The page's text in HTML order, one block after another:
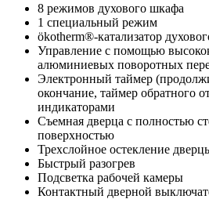
8 режимов духового шкафа
1 специальный режим
ökotherm®-катализатор
Управление с помощью
алюминиевых поворотных
Электронный таймер
окончание, таймер обратного
индикаторами
Съемная дверца с полностью
поверхностью
Трехслойное остекление
Быстрый разогрев
Подсветка рабочей камеры
Контактный дверной